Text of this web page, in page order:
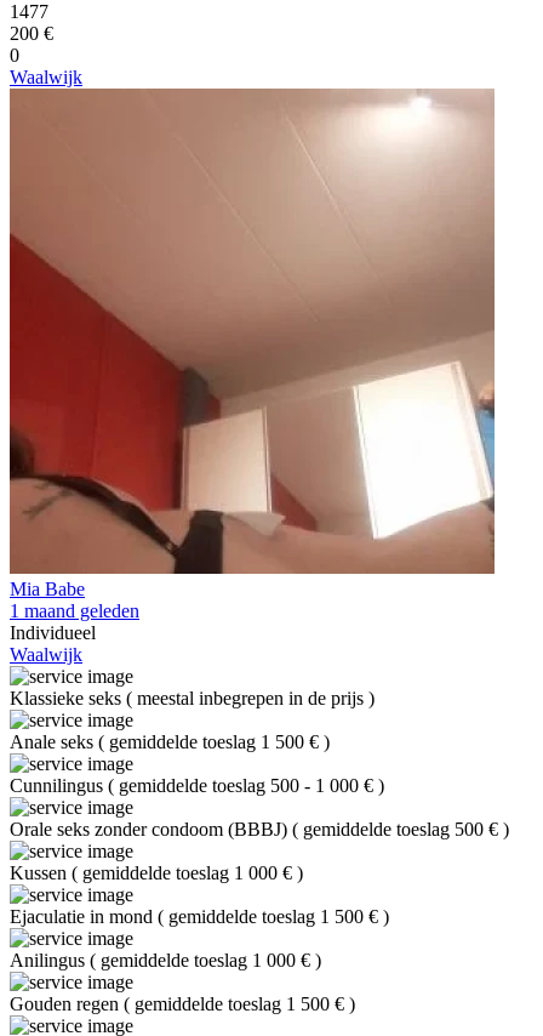
1477
200 €
0
Waalwijk
Mia Babe
1 maand geleden
Individueel
Waalwijk
Klassieke seks ( meestal inbegrepen in de prijs )
Anale seks ( gemiddelde toeslag 1 500 € )
Cunnilingus ( gemiddelde toeslag 500 - 1 000 € )
Orale seks zonder condoom (BBBJ) ( gemiddelde toeslag 500 € )
Kussen ( gemiddelde toeslag 1 000 € )
Ejaculatie in mond ( gemiddelde toeslag 1 500 € )
Anilingus ( gemiddelde toeslag 1 000 € )
Gouden regen ( gemiddelde toeslag 1 500 € )